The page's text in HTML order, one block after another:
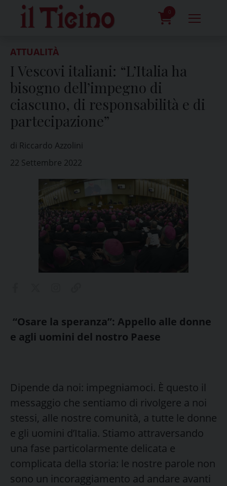
content
0
ATTUALITÀ
I Vescovi italiani: “L’Italia ha
bisogno dell’impegno di
ciascuno, di responsabilità e di
partecipazione”
di Riccardo Azzolini
22 Settembre 2022
“Osare la speranza”: Appello alle donne
e agli uomini del nostro Paese
Dipende da noi: impegniamoci. È questo il
messaggio che sentiamo di rivolgere a noi
stessi, alle nostre comunità, a tutte le donne
e gli uomini d’Italia. Stiamo attraversando
una fase particolarmente delicata e
complicata della storia: le nostre parole non
sono un incoraggiamento ad andare avanti